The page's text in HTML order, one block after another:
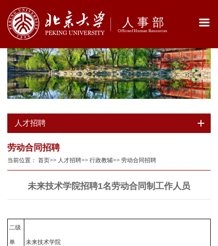
人才招聘
劳动合同招聘
当前位置： 首页>> 人才招聘>> 行政教辅>> 劳动合同招聘
未来技术学院招聘1名劳动合同制工作人员
二级
单 未来技术学院